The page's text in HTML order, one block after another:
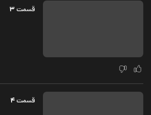
قسمت‌3
قسمت‌4